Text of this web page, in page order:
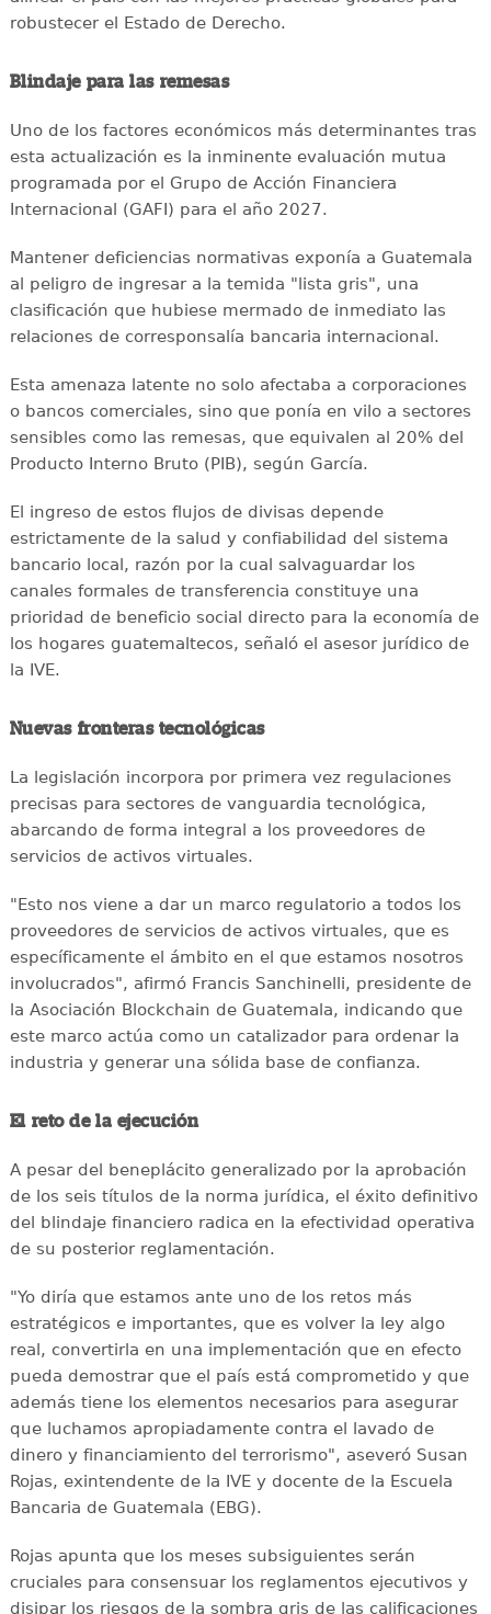
robustecer el Estado de Derecho.
Blindaje para las remesas
Uno de los factores económicos más determinantes tras
esta actualización es la inminente evaluación mutua
programada por el Grupo de Acción Financiera
Internacional (GAFI) para el año 2027.
Mantener deficiencias normativas exponía a Guatemala
al peligro de ingresar a la temida "lista gris", una
clasificación que hubiese mermado de inmediato las
relaciones de corresponsalía bancaria internacional.
Esta amenaza latente no solo afectaba a corporaciones
o bancos comerciales, sino que ponía en vilo a sectores
sensibles como las remesas, que equivalen al 20% del
Producto Interno Bruto (PIB), según García.
El ingreso de estos flujos de divisas depende
estrictamente de la salud y confiabilidad del sistema
bancario local, razón por la cual salvaguardar los
canales formales de transferencia constituye una
prioridad de beneficio social directo para la economía de
los hogares guatemaltecos, señaló el asesor jurídico de
la IVE.
Nuevas fronteras tecnológicas
La legislación incorpora por primera vez regulaciones
precisas para sectores de vanguardia tecnológica,
abarcando de forma integral a los proveedores de
servicios de activos virtuales.
"Esto nos viene a dar un marco regulatorio a todos los
proveedores de servicios de activos virtuales, que es
específicamente el ámbito en el que estamos nosotros
involucrados", afirmó Francis Sanchinelli, presidente de
la Asociación Blockchain de Guatemala, indicando que
este marco actúa como un catalizador para ordenar la
industria y generar una sólida base de confianza.
El reto de la ejecución
A pesar del beneplácito generalizado por la aprobación
de los seis títulos de la norma jurídica, el éxito definitivo
del blindaje financiero radica en la efectividad operativa
de su posterior reglamentación.
"Yo diría que estamos ante uno de los retos más
estratégicos e importantes, que es volver la ley algo
real, convertirla en una implementación que en efecto
pueda demostrar que el país está comprometido y que
además tiene los elementos necesarios para asegurar
que luchamos apropiadamente contra el lavado de
dinero y financiamiento del terrorismo", aseveró Susan
Rojas, exintendente de la IVE y docente de la Escuela
Bancaria de Guatemala (EBG).
Rojas apunta que los meses subsiguientes serán
cruciales para consensuar los reglamentos ejecutivos y
disipar los riesgos de la sombra gris de las calificaciones